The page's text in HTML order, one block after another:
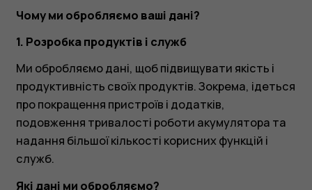
Чому ми обробляємо ваші дані?
1. Розробка продуктів і служб
Ми обробляємо дані, щоб підвищувати якість і
продуктивність своїх продуктів. Зокрема, ідеться
про покращення пристроїв і додатків,
подовження тривалості роботи акумулятора та
надання більшої кількості корисних функцій і
служб.
Які дані ми обробляємо?